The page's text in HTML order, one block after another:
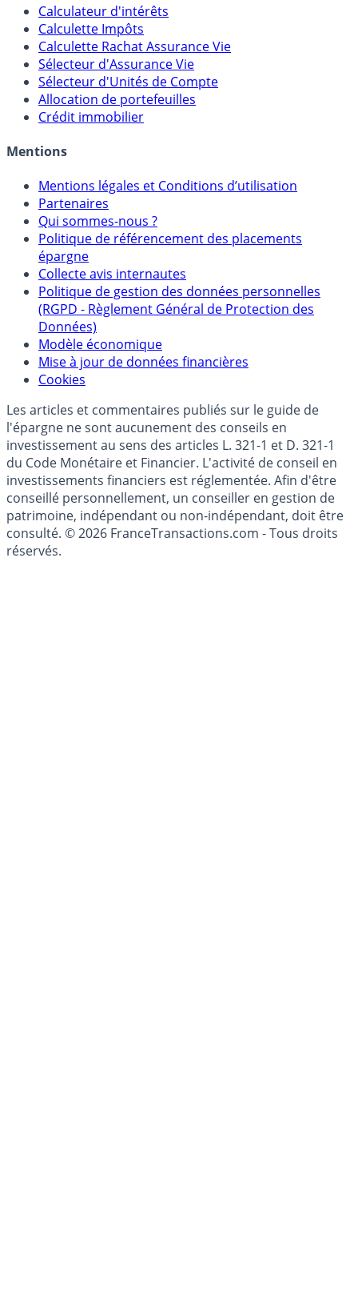
Calculateur d'intérêts
Calculette Impôts
Calculette Rachat Assurance Vie
Sélecteur d'Assurance Vie
Sélecteur d'Unités de Compte
Allocation de portefeuilles
Crédit immobilier
Mentions
Mentions légales et Conditions d’utilisation
Partenaires
Qui sommes-nous ?
Politique de référencement des placements
épargne
Collecte avis internautes
Politique de gestion des données personnelles
(RGPD - Règlement Général de Protection des
Données)
Modèle économique
Mise à jour de données financières
Cookies
Les articles et commentaires publiés sur le guide de
l'épargne ne sont aucunement des conseils en
investissement au sens des articles L. 321-1 et D. 321-1
du Code Monétaire et Financier. L'activité de conseil en
investissements financiers est réglementée. Afin d'être
conseillé personnellement, un conseiller en gestion de
patrimoine, indépendant ou non-indépendant, doit être
consulté. © 2026 FranceTransactions.com - Tous droits
réservés.